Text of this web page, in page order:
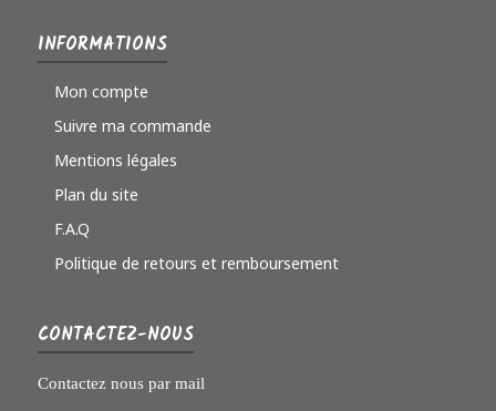
INFORMATIONS
Mon compte
Suivre ma commande
Mentions légales
Plan du site
F.A.Q
Politique de retours et remboursement
CONTACTEZ-NOUS
Contactez nous par mail